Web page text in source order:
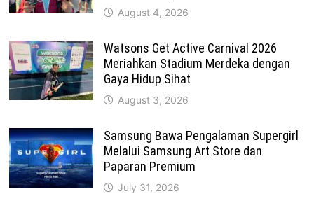
August 4, 2026
Watsons Get Active Carnival 2026
Meriahkan Stadium Merdeka dengan
Gaya Hidup Sihat
August 3, 2026
Samsung Bawa Pengalaman Supergirl
Melalui Samsung Art Store dan
Paparan Premium
July 31, 2026